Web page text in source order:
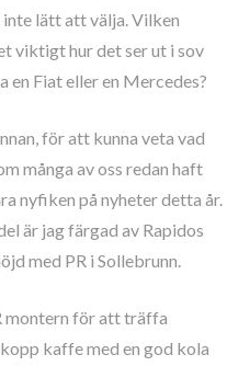
lätt att välja. Vilken
viktigt hur det ser ut i sov
en Fiat eller en Mercedes?
för att kunna veta vad
många av oss redan haft
nyfiken på nyheter detta år.
är jag färgad av Rapidos
med PR i Sollebrunn.
montern för att träffa
kaffe med en god kola